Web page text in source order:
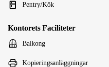
Pentry/Kök
Kontorets Faciliteter
Balkong
Kopieringsanläggningar